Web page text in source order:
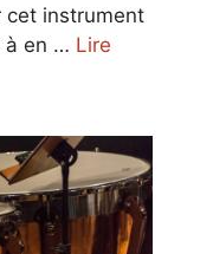
cet instrument
à en … Lire